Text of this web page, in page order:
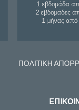
1 εβδομάδα
2 εβδομάδες
1 μήνας
ΠΟΛΙΤΙΚΗ